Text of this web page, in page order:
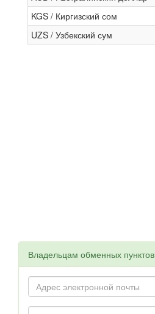
KGS / Киргизский сом
UZS / Узбекский сум
Владельцам обменных пунктов